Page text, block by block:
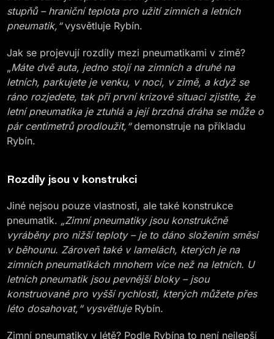
stupňů – hraniční teplota pro užití zimních a letních
pneumatik,“vysvětluje Rybín.
Jak se projevují rozdíly mezi pneumatikami v zimě?
„Máte dvě auta, jedno stojí na zimních a druhé na
letních, parkujete je venku, v noci, v zimě, a když se
ráno rozjedete, tak při první krizové situaci zjistíte, že
letní pneumatika je ztuhlá a její brzdná dráha se může o
pár centimetrů prodloužit,“demonstruje na příkladu
Rybín.
Rozdíly jsou v konstrukci
Jiné nejsou pouze vlastnosti, ale také konstrukce
pneumatik. „Zimní pneumatiky jsou konstrukčně
vyráběny pro nižší teploty – je to dáno složením směsi
v běhounu. Zároveň také v lamelách, kterých je na
zimních pneumatikách mnohem více než na letních. U
letních pneumatik jsou pevnější bloky – jsou
konstruované pro vyšší rychlosti, kterých můžete přes
léto dosahovat,“ vysvětlujeRybín.
Zimní pneumatiky v létě? Podle Rybína to není nejlepší